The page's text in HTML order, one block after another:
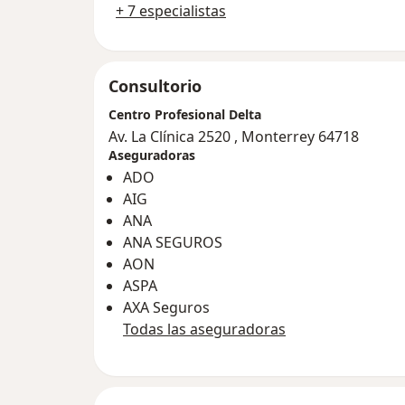
+ 7 especialistas
Consultorio
Centro Profesional Delta
Av. La Clínica 2520 , Monterrey 64718
Aseguradoras
ADO
AIG
ANA
ANA SEGUROS
AON
ASPA
AXA Seguros
Todas las aseguradoras